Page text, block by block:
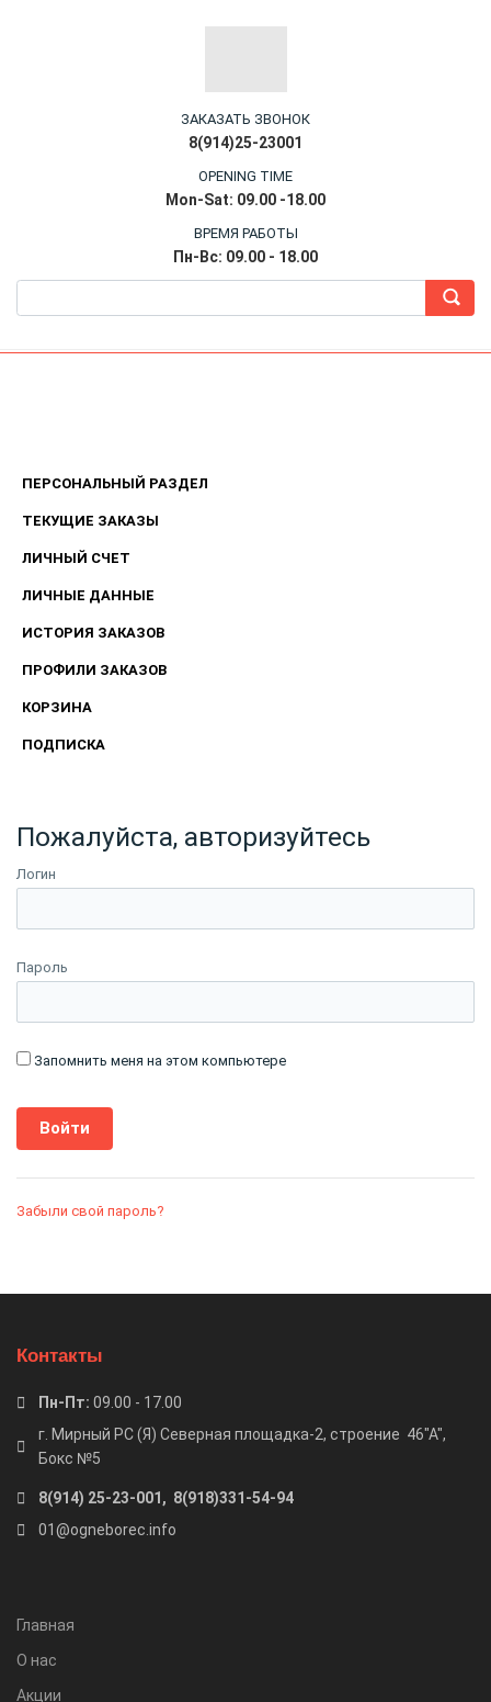
ЗАКАЗАТЬ ЗВОНОК
8(914)25-23001
OPENING TIME
Mon-Sat: 09.00 -18.00
ВРЕМЯ РАБОТЫ
Пн-Вс: 09.00 - 18.00
ПЕРСОНАЛЬНЫЙ РАЗДЕЛ
ТЕКУЩИЕ ЗАКАЗЫ
ЛИЧНЫЙ СЧЕТ
ЛИЧНЫЕ ДАННЫЕ
ИСТОРИЯ ЗАКАЗОВ
ПРОФИЛИ ЗАКАЗОВ
КОРЗИНА
ПОДПИСКА
Пожалуйста, авторизуйтесь
Логин
Пароль
Запомнить меня на этом компьютере
Забыли свой пароль?
Контакты
Пн-Пт: 09.00 - 17.00
г. Мирный РС (Я) Северная площадка-2, строение 46"А",
Бокс №5
8(914) 25-23-001, 8(918)331-54-94
01@ogneborec.info
Главная
О нас
Акции